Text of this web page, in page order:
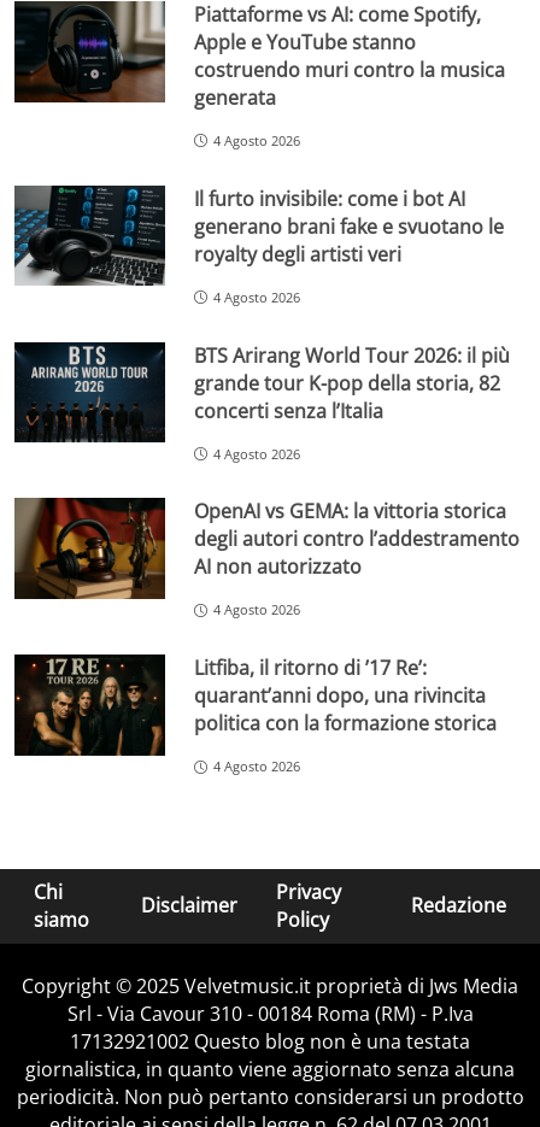
Piattaforme vs AI: come Spotify,
Apple e YouTube stanno
costruendo muri contro la musica
generata
4 Agosto 2026
Il furto invisibile: come i bot AI
generano brani fake e svuotano le
royalty degli artisti veri
4 Agosto 2026
BTS Arirang World Tour 2026: il più
grande tour K-pop della storia, 82
concerti senza l’Italia
4 Agosto 2026
OpenAI vs GEMA: la vittoria storica
degli autori contro l’addestramento
AI non autorizzato
4 Agosto 2026
Litfiba, il ritorno di ’17 Re’:
quarant’anni dopo, una rivincita
politica con la formazione storica
4 Agosto 2026
Chi
siamo
Disclaimer
Privacy
Policy
Redazione
Copyright © 2025 Velvetmusic.it proprietà di Jws Media
Srl - Via Cavour 310 - 00184 Roma (RM) - P.Iva
17132921002 Questo blog non è una testata
giornalistica, in quanto viene aggiornato senza alcuna
periodicità. Non può pertanto considerarsi un prodotto